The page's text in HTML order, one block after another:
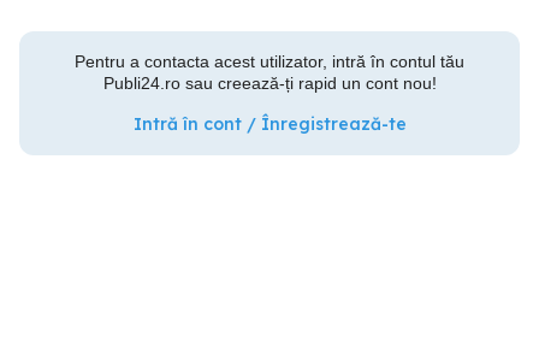
Pentru a contacta acest utilizator, intră în contul tău
Publi24.ro sau creează-ți rapid un cont nou!
Intră în cont / Înregistrează-te